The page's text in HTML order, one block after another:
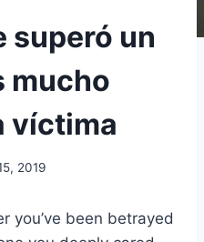
superó un
mucho
víctima
2019
you’ve been betrayed